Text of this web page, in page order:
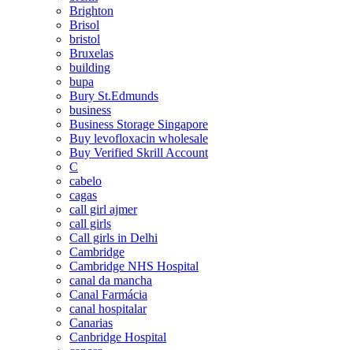
Brighton
Brisol
bristol
Bruxelas
building
bupa
Bury St.Edmunds
business
Business Storage Singapore
Buy levofloxacin wholesale
Buy Verified Skrill Account
C
cabelo
cagas
call girl ajmer
call girls
Call girls in Delhi
Cambridge
Cambridge NHS Hospital
canal da mancha
Canal Farmácia
canal hospitalar
Canarias
Canbridge Hospital